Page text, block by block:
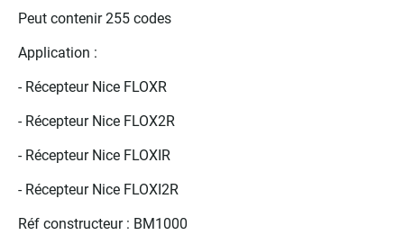
Peut contenir 255 codes
Application :
- Récepteur Nice FLOXR
- Récepteur Nice FLOX2R
- Récepteur Nice FLOXIR
- Récepteur Nice FLOXI2R
Réf constructeur : BM1000